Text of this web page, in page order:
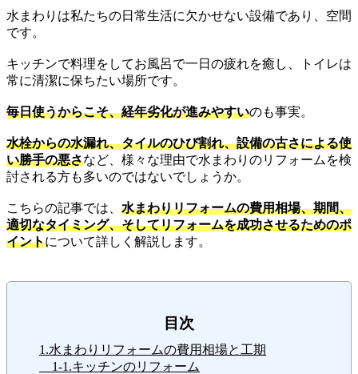
水まわりは私たちの日常生活に欠かせない設備であり、空間
です。
キッチンで料理をしてお風呂で一日の疲れを癒し、トイレは
常に清潔に保ちたい場所です。
毎日使うからこそ、経年劣化が進みやすいのも事実。
水栓からの水漏れ、タイルのひび割れ、設備の古さによる使
い勝手の悪さなど、様々な理由で水まわりのリフォームを検
討される方も多いのではないでしょうか。
こちらの記事では、 水まわりリフォームの費用相場、期間、
適切なタイミング、そしてリフォームを成功させるためのポ
イントについて詳しく解説します。
目次
1.水まわりリフォームの費用相場と工期
1-1.キッチンのリフォーム